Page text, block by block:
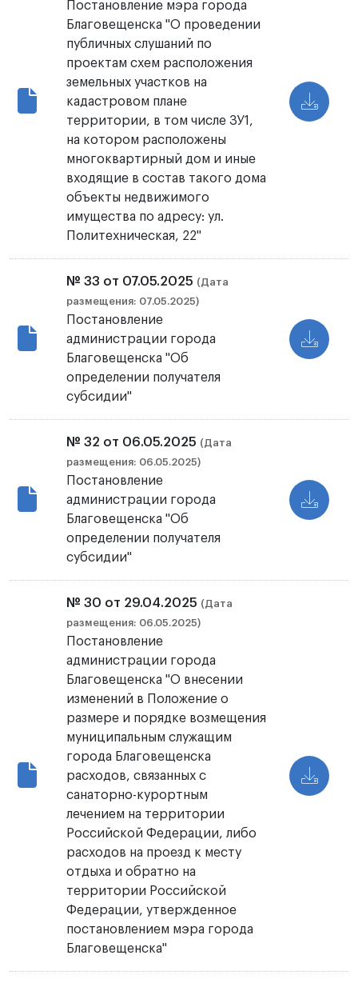
Постановление мэра города
Благовещенска "О проведении
публичных слушаний по
проектам схем расположения
земельных участков на
кадастровом плане
территории, в том числе ЗУ1,
на котором расположены
многоквартирный дом и иные
входящие в состав такого дома
объекты недвижимого
имущества по адресу: ул.
Политехническая, 22"
№ 33 от 07.05.2025 (Дата
размещения: 07.05.2025)
Постановление
администрации города
Благовещенска "Об
определении получателя
субсидии"
№ 32 от 06.05.2025 (Дата
размещения: 06.05.2025)
Постановление
администрации города
Благовещенска "Об
определении получателя
субсидии"
№ 30 от 29.04.2025 (Дата
размещения: 06.05.2025)
Постановление
администрации города
Благовещенска "О внесении
изменений в Положение о
размере и порядке возмещения
муниципальным служащим
города Благовещенска
расходов, связанных с
санаторно-курортным
лечением на территории
Российской Федерации, либо
расходов на проезд к месту
отдыха и обратно на
территории Российской
Федерации, утвержденное
постановлением мэра города
Благовещенска"